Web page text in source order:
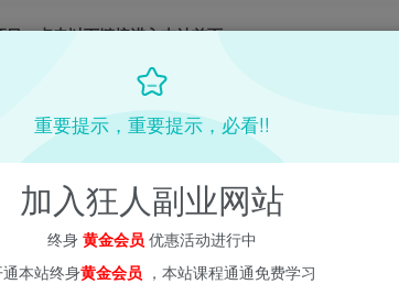
，点击以下链接进入本站首页：
创业教程 - 狂人资源网
重要提示，重要提示，必看!!
加入狂人副业网站
终身 黄金会员 优惠活动进行中
本站终身黄金会员 ，本站课程通通免费学习